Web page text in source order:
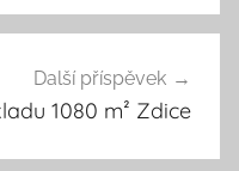
Další příspěvek
1080 m² Zdice